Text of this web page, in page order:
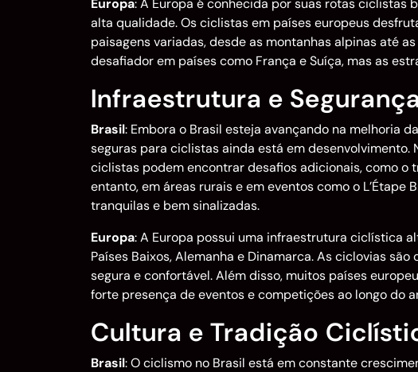
alta qualidade. Os ciclistas em países europeus
paisagens variadas, desde as montanhas alpinas até
desafiador em países como França e Suíça, mas as
Infraestrutura e
Brasil: Embora o Brasil esteja avançando na melhoria
seguras para ciclistas ainda está em desenvolvimento.
ciclistas podem encontrar desafios adicionais, como o
entanto, em áreas rurais e em eventos como o
tranquilas e bem sinalizadas.
Europa: A Europa possui uma infraestrutura ciclística
Países Baixos, Alemanha e Dinamarca. As ciclovias
segura e confortável. Além disso, muitos países
forte presença de eventos e competições ao longo do
Cultura e Tradição
Brasil: O ciclismo no Brasil está em constante